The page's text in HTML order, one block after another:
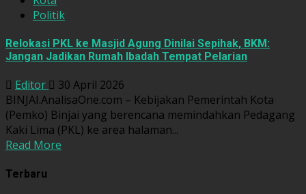
Politik
Relokasi PKL ke Masjid Agung Dinilai Sepihak, BKM:
Jangan Jadikan Rumah Ibadah Tempat Pelarian
Editor
30 April 2026
BINJAI.AnalisaOne.com – Kebijakan Pemerintah Kota
(Pemko) Binjai yang berencana memindahkan Pedagang
Kaki Lima (PKL) ke area halaman...
Read More
Terbaru